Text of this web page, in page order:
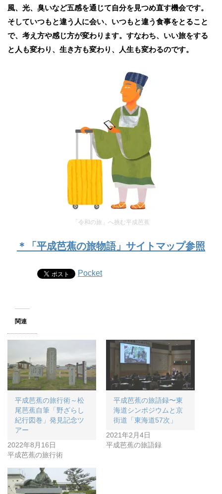
風、光、臭いなど五感を通じて自分を見つめ直す機会です。
そしていつもと違う人に会い、いつもと違う食事をとること
で、考え方や感じ方が変わります。すなわち、いい旅をする
と人も変わり、生き方も変わり、人生も変わるのです。
「令和の旅」へ挑む平成芭蕉
＊「平成芭蕉の旅物語」サイトマップ参照
Pocket
関連
平成芭蕉の旅行術～松
尾芭蕉自筆「野ざらし
紀行図巻」発見記念ツ
アー
2022年8月16日
平成芭蕉の旅行術
平成芭蕉の旅語録〜東
海道シンポジウムと京
街道「東海道57次」
2021年2月4日
平成芭蕉の旅語録